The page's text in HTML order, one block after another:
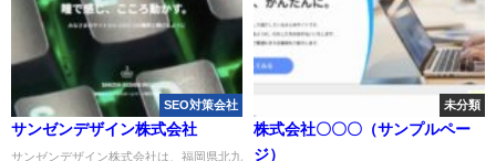
SEO対策会社
サンゼンデザイン株式会社
サンゼンデザイン株式会社は、福岡県北九
未分類
株式会社〇〇〇（サンプルペー
ジ）